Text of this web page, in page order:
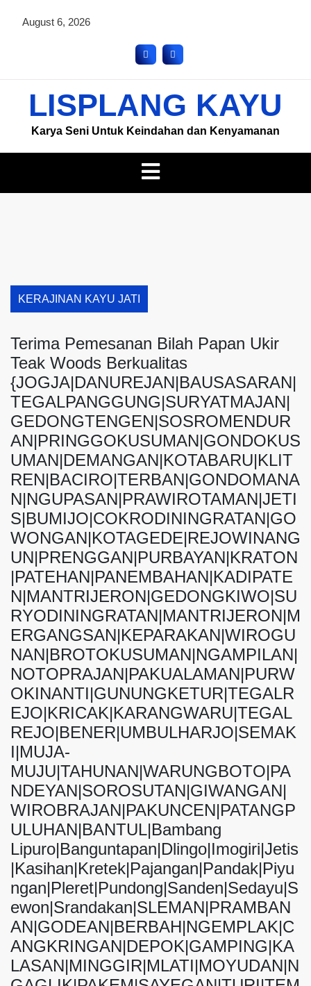
August 6, 2026
LISPLANG KAYU
Karya Seni Untuk Keindahan dan Kenyamanan
KERAJINAN KAYU JATI
Terima Pemesanan Bilah Papan Ukir
Teak Woods Berkualitas
{JOGJA|DANUREJAN|BAUSASARAN|
TEGALPANGGUNG|SURYATMAJAN|
GEDONGTENGEN|SOSROMENDUR
AN|PRINGGOKUSUMAN|GONDOKUS
UMAN|DEMANGAN|KOTABARU|KLIT
REN|BACIRO|TERBAN|GONDOMANA
N|NGUPASAN|PRAWIROTAMAN|JETI
S|BUMIJO|COKRODININGRATAN|GO
WONGAN|KOTAGEDE|REJOWINANG
UN|PRENGGAN|PURBAYAN|KRATON
|PATEHAN|PANEMBAHAN|KADIPATE
N|MANTRIJERON|GEDONGKIWO|SU
RYODININGRATAN|MANTRIJERON|M
ERGANGSAN|KEPARAKAN|WIROGU
NAN|BROTOKUSUMAN|NGAMPILAN|
NOTOPRAJAN|PAKUALAMAN|PURW
OKINANTI|GUNUNGKETUR|TEGALR
EJO|KRICAK|KARANGWARU|TEGAL
REJO|BENER|UMBULHARJO|SEMAK
I|MUJA-
MUJU|TAHUNAN|WARUNGBOTO|PA
NDEYAN|SOROSUTAN|GIWANGAN|
WIROBRAJAN|PAKUNCEN|PATANGP
ULUHAN|BANTUL|Bambang
Lipuro|Banguntapan|Dlingo|Imogiri|Jetis
|Kasihan|Kretek|Pajangan|Pandak|Piyu
ngan|Pleret|Pundong|Sanden|Sedayu|S
ewon|Srandakan|SLEMAN|PRAMBAN
AN|GODEAN|BERBAH|NGEMPLAK|C
ANGKRINGAN|DEPOK|GAMPING|KA
LASAN|MINGGIR|MLATI|MOYUDAN|N